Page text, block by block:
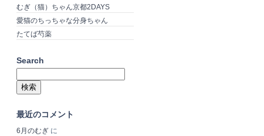
むぎ（猫）ちゃん京都2DAYS
愛猫のちっちゃな分身ちゃん
たてば芍薬
Search
索:
最近のコメント
6月のむぎ に